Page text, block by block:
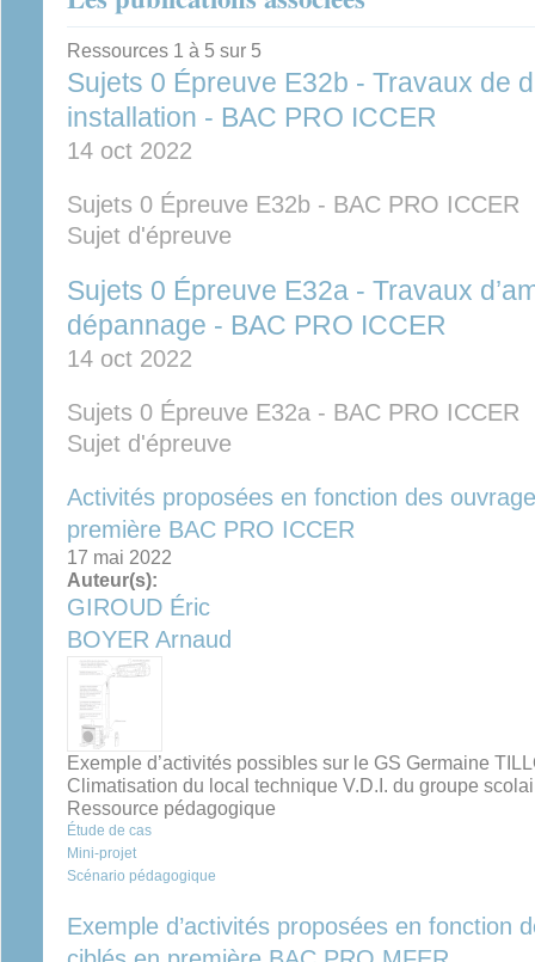
Ressources 1 à 5 sur 5
Sujets 0 Épreuve E32b - Travaux de
installation - BAC PRO ICCER
14 oct 2022
Sujets 0 Épreuve E32b - BAC PRO ICCER
Sujet d'épreuve
Sujets 0 Épreuve E32a - Travaux
dépannage - BAC PRO ICCER
14 oct 2022
Sujets 0 Épreuve E32a - BAC PRO ICCER
Sujet d'épreuve
Activités proposées en fonction des
première BAC PRO ICCER
17 mai 2022
Auteur(s):
GIROUD Éric
BOYER Arnaud
Exemple d’activités possibles sur le GS Germaine
Climatisation du local technique V.D.I. du groupe
Ressource pédagogique
Étude de cas
Mini-projet
Scénario pédagogique
Exemple d’activités proposées en fonction